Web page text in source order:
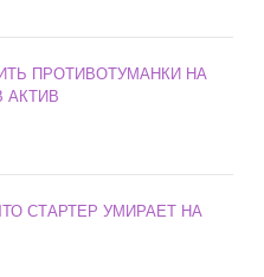
ПРОТИВОТУМАНКИ НА
АКТИВ
СТАРТЕР УМИРАЕТ НА